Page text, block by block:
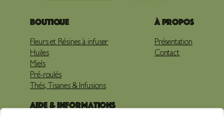
Boutique
Fleurs et Résines à infuser
Huiles
Miels
Pré-roulés
Thés, Tisanes & Infusions
À propos
Présentation
Contact
Aide & Informations